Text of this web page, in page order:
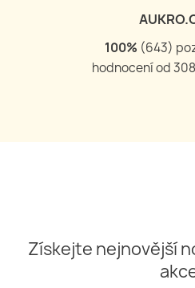
100% (644)
hodnocení od309
Získejte nejnovější